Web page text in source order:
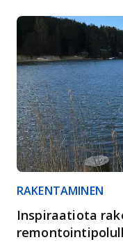
RAKENTAMINEN
Inspiraatiota